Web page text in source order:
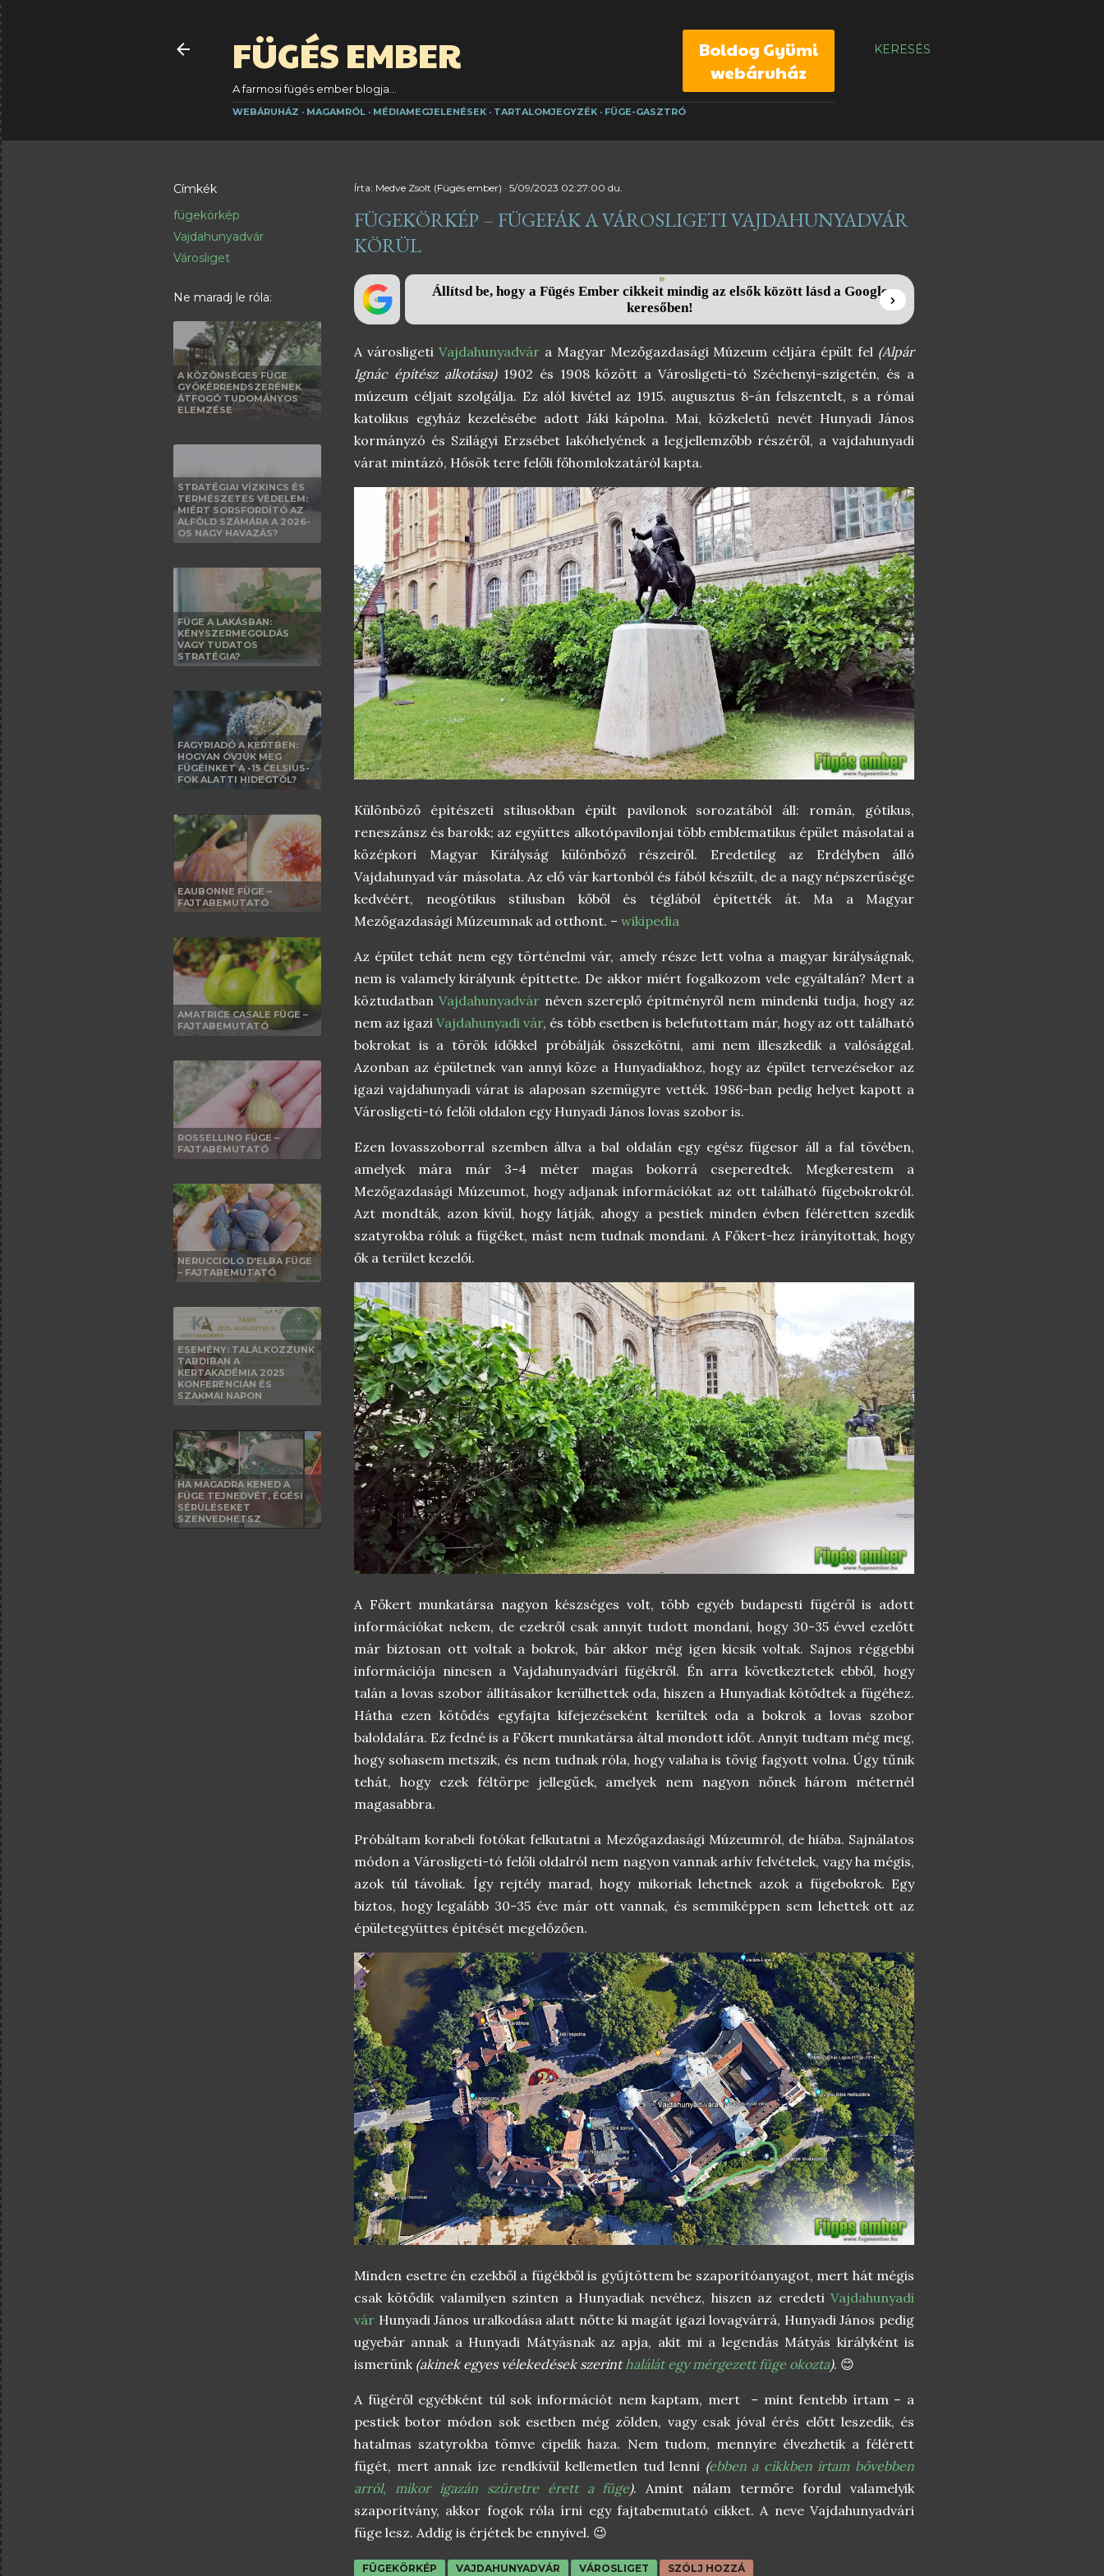
KERESÉS
FÜGÉS EMBER
A farmosi fügés ember blogja...
Boldog Gyümi
webáruház
WEBÁRUHÁZ MAGAMRÓL MÉDIAMEGJELENÉSEK TARTALOMJEGYZÉK FÜGE-GASZTRÓ
Címkék
fügekörkép
Vajdahunyadvár
Városliget
Ne maradj le róla:
A KÖZÖNSÉGES FÜGE
GYÖKÉRRENDSZERÉNEK
ÁTFOGÓ TUDOMÁNYOS
ELEMZÉSE
STRATÉGIAI VÍZKINCS ÉS
TERMÉSZETES VÉDELEM:
MIÉRT SORSFORDÍTÓ AZ
ALFÖLD SZÁMÁRA A 2026-
OS NAGY HAVAZÁS?
FÜGE A LAKÁSBAN:
KÉNYSZERMEGOLDÁS
VAGY TUDATOS
STRATÉGIA?
FAGYRIADÓ A KERTBEN:
HOGYAN ÓVJUK MEG
FÜGÉINKET A -15 CELSIUS-
FOK ALATTI HIDEGTŐL?
EAUBONNE FÜGE –
FAJTABEMUTATÓ
AMATRICE CASALE FÜGE –
FAJTABEMUTATÓ
ROSSELLINO FÜGE –
FAJTABEMUTATÓ
NERUCCIOLO D'ELBA FÜGE
– FAJTABEMUTATÓ
ESEMÉNY: TALÁLKOZZUNK
TABDIBAN A
KERTAKADÉMIA 2025
KONFERENCIÁN ÉS
SZAKMAI NAPON
HA MAGADRA KENED A
FÜGE TEJNEDVÉT, ÉGÉSI
SÉRÜLÉSEKET
SZENVEDHETSZ
Írta: Medve Zsolt (Fügés ember) 5/09/2023 02:27:00 du.
FÜGEKÖRKÉP – FÜGEFÁK A VÁROSLIGETI VAJDAHUNYADVÁR
KÖRÜL
Állítsd be, hogy a Fügés Ember cikkeit mindig az elsők között lásd a Google
keresőben!
A városligeti Vajdahunyadvára Magyar Mezőgazdasági Múzeum céljára épült fel (Alpár
Ignác építész alkotása)1902 és 1908 között a Városligeti-tó Széchenyi-szigetén, és a
múzeum céljait szolgálja. Ez alól kivétel az 1915. augusztus 8-án felszentelt, s a római
katolikus egyház kezelésébe adott Jáki kápolna. Mai, közkeletű nevét Hunyadi János
kormányzó és Szilágyi Erzsébet lakóhelyének a legjellemzőbb részéről, a vajdahunyadi
várat mintázó, Hősök tere felőli főhomlokzatáról kapta.
Különböző építészeti stílusokban épült pavilonok sorozatából áll: román, gótikus,
reneszánsz és barokk; az együttes alkotópavilonjai több emblematikus épület másolatai a
középkori Magyar Királyság különböző részeiről. Eredetileg az Erdélyben álló
Vajdahunyad vár másolata. Az elő vár kartonból és fából készült, de a nagy népszerűsége
kedvéért, neogótikus stílusban kőből és téglából építették át. Ma a Magyar
Mezőgazdasági Múzeumnak ad otthont. – wikipedia
Az épület tehát nem egy történelmi vár, amely része lett volna a magyar királyságnak,
nem is valamely királyunk építtette. De akkor miért fogalkozom vele egyáltalán? Mert a
köztudatban Vajdahunyadvárnéven szereplő építményről nem mindenki tudja, hogy az
nem az igazi Vajdahunyadi vár, és több esetben is belefutottam már, hogy az ott található
bokrokat is a török időkkel próbálják összekötni, ami nem illeszkedik a valósággal.
Azonban az épületnek van annyi köze a Hunyadiakhoz, hogy az épület tervezésekor az
igazi vajdahunyadi várat is alaposan szemügyre vették. 1986-ban pedig helyet kapott a
Városligeti-tó felőli oldalon egy Hunyadi János lovas szobor is.
Ezen lovasszoborral szemben állva a bal oldalán egy egész fügesor áll a fal tövében,
amelyek mára már 3-4 méter magas bokorrá cseperedtek. Megkerestem a
Mezőgazdasági Múzeumot, hogy adjanak információkat az ott található fügebokrokról.
Azt mondták, azon kívül, hogy látják, ahogy a pestiek minden évben féléretten szedik
szatyrokba róluk a fügéket, mást nem tudnak mondani. A Főkert-hez írányítottak, hogy
ők a terület kezelői.
A Főkert munkatársa nagyon készséges volt, több egyéb budapesti fügéről is adott
információkat nekem, de ezekről csak annyit tudott mondani, hogy 30-35 évvel ezelőtt
már biztosan ott voltak a bokrok, bár akkor még igen kicsik voltak. Sajnos réggebbi
információja nincsen a Vajdahunyadvári fügékről. Én arra következtetek ebből, hogy
talán a lovas szobor állításakor kerülhettek oda, hiszen a Hunyadiak kötődtek a fügéhez.
Hátha ezen kötődés egyfajta kifejezéseként kerültek oda a bokrok a lovas szobor
baloldalára. Ez fedné is a Főkert munkatársa által mondott időt. Annyit tudtam még meg,
hogy sohasem metszik, és nem tudnak róla, hogy valaha is tövig fagyott volna. Úgy tűnik
tehát, hogy ezek féltörpe jellegűek, amelyek nem nagyon nőnek három méternél
magasabbra.
Próbáltam korabeli fotókat felkutatni a Mezőgazdasági Múzeumról, de hiába. Sajnálatos
módon a Városligeti-tó felőli oldalról nem nagyon vannak arhív felvételek, vagy ha mégis,
azok túl távoliak. Így rejtély marad, hogy mikoriak lehetnek azok a fügebokrok. Egy
biztos, hogy legalább 30-35 éve már ott vannak, és semmiképpen sem lehettek ott az
épületegyüttes építését megelőzően.
Minden esetre én ezekből a fügékből is gyűjtöttem be szaporítóanyagot, mert hát mégis
csak kötődik valamilyen szinten a Hunyadiak nevéhez, hiszen az eredeti Vajdahunyadi
vár Hunyadi János uralkodása alatt nőtte ki magát igazi lovagvárrá, Hunyadi János pedig
ugyebár annak a Hunyadi Mátyásnak az apja, akit mi a legendás Mátyás királyként is
ismerünk (akinek egyes vélekedések szerinthalálát egy mérgezett füge okozta). 😊
A fügéről egyébként túl sok információt nem kaptam, mert – mint fentebb írtam – a
pestiek botor módon sok esetben még zölden, vagy csak jóval érés előtt leszedik, és
hatalmas szatyrokba tömve cipelik haza. Nem tudom, mennyire élvezhetik a félérett
fügét, mert annak íze rendkívül kellemetlen tud lenni (ebben a cikkben írtam bővebben
arról, mikor igazán szüretre érett a füge). Amint nálam termőre fordul valamelyik
szaporítvány, akkor fogok róla írni egy fajtabemutató cikket. A neve Vajdahunyadvári
füge lesz. Addig is érjétek be ennyivel. 😉
FÜGEKÖRKÉP VAJDAHUNYADVÁR VÁROSLIGET SZÓLJ HOZZÁ